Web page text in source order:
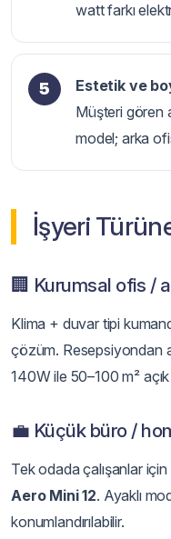
watt farkı
Estetik ve
Müşteri gören
model; arka
İşyeri
🏢 Kurumsal ofis /
Klima + duvar tipi
çözüm. Resepsiyondan
140W ile 50–100 m²
💼 Küçük büro /
Tek odada çalışanlar için
Aero Mini 12. Ayaklı
konumlandırılabilir.